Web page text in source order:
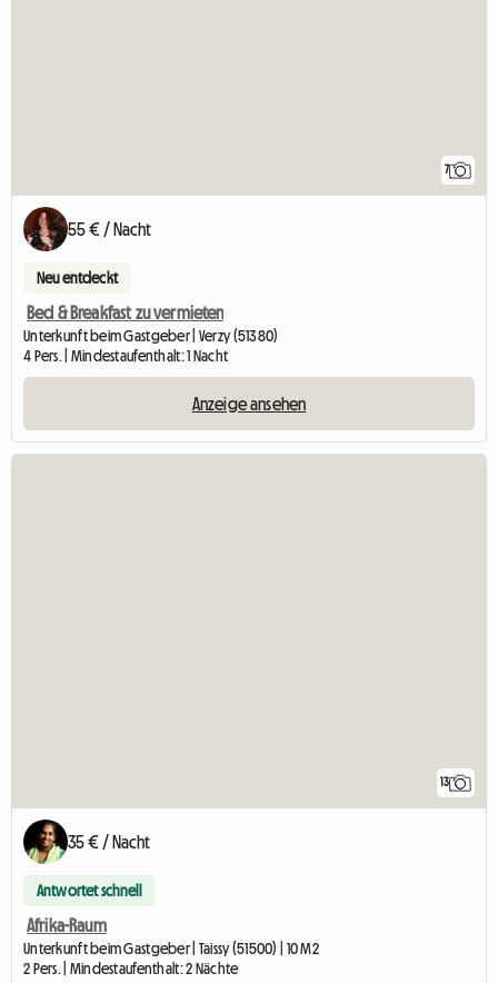
7
55 € / Nacht
Neu entdeckt
Bed & Breakfast zu vermieten
Unterkunft beim Gastgeber | Verzy (51380)
4 Pers. | Mindestaufenthalt: 1 Nacht
Anzeige ansehen
13
35 € / Nacht
Antwortet schnell
Afrika-Raum
Unterkunft beim Gastgeber | Taissy (51500) | 10 M2
2 Pers. | Mindestaufenthalt: 2 Nächte